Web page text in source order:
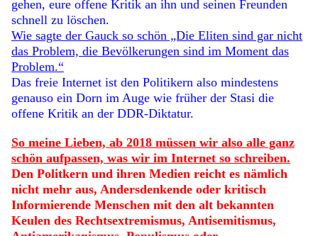
gehen, eure offene Kritik an ihn und seinen Freunden
schnell zu löschen.
Wie sagte der Gauck so schön „Die Eliten sind gar nicht
das Problem, die Bevölkerungen sind im Moment das
Problem.“
Das freie Internet ist den Politikern also mindestens
genauso ein Dorn im Auge wie früher der Stasi die
offene Kritik an der DDR-Diktatur.
So meine Lieben, ab 2018 müssen wir also alle ganz
schön aufpassen, was wir im Internet so schreiben.
Den Politkern und ihren Medien reicht es nämlich
nicht mehr aus, Andersdenkende oder kritisch
Informierende Menschen mit den alt bekannten
Keulen des Rechtsextremismus, Antisemitismus,